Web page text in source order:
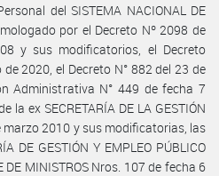
del SISTEMA NACIONAL DE
por el Decreto Nº 2098 de
y sus modificatorios, el Decreto
2020, el Decreto N° 882 del 23 de
Administrativa N° 449 de fecha 7
la ex SECRETARÍA DE LA GESTIÓN
marzo 2010 y sus modificatorias, las
DE GESTIÓN Y EMPLEO PÚBLICO
DE MINISTROS Nros. 107 de fecha 6